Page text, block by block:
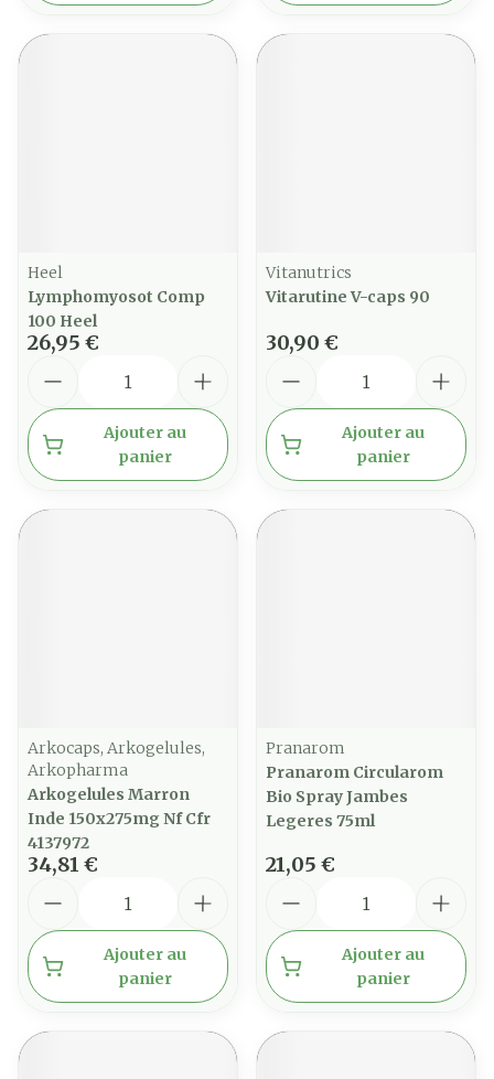
Heel
Lymphomyosot Comp
100 Heel
26,95 €
Ajouter au
panier
Vitanutrics
Vitarutine V-caps 90
30,90 €
Ajouter au
panier
Arkocaps, Arkogelules,
Arkopharma
Arkogelules Marron
Inde 150x275mg Nf Cfr
4137972
34,81 €
Ajouter au
panier
Pranarom
Pranarom Circularom
Bio Spray Jambes
Legeres 75ml
21,05 €
Ajouter au
panier